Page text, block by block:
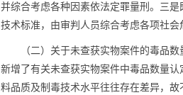
并综合考虑各种因素依法定罪量刑。三
技术标准，由审判人员综合考虑各项社会
（二）关于未查获实物案件的毒品
新增了有关未查获实物案件中毒品数量
料品质及制毒技术水平往往存在差异，